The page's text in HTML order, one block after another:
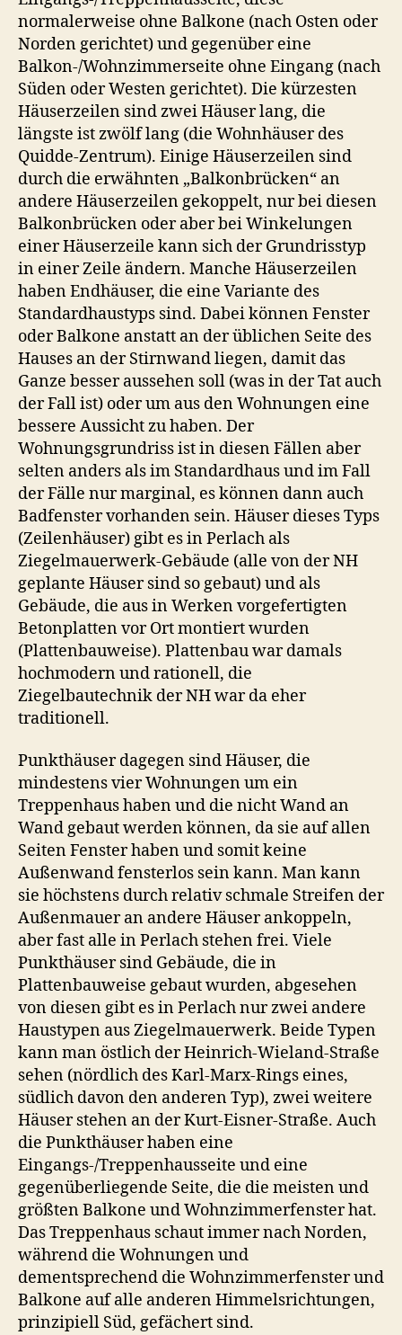
normalerweise ohne Balkone (nach Osten oder
Norden gerichtet) und gegenüber eine
Balkon-/Wohnzimmerseite ohne Eingang (nach
Süden oder Westen gerichtet). Die kürzesten
Häuserzeilen sind zwei Häuser lang, die
längste ist zwölf lang (die Wohnhäuser des
Quidde-Zentrum). Einige Häuserzeilen sind
durch die erwähnten „Balkonbrücken“ an
andere Häuserzeilen gekoppelt, nur bei diesen
Balkonbrücken oder aber bei Winkelungen
einer Häuserzeile kann sich der Grundrisstyp
in einer Zeile ändern. Manche Häuserzeilen
haben Endhäuser, die eine Variante des
Standardhaustyps sind. Dabei können Fenster
oder Balkone anstatt an der üblichen Seite des
Hauses an der Stirnwand liegen, damit das
Ganze besser aussehen soll (was in der Tat auch
der Fall ist) oder um aus den Wohnungen eine
bessere Aussicht zu haben. Der
Wohnungsgrundriss ist in diesen Fällen aber
selten anders als im Standardhaus und im Fall
der Fälle nur marginal, es können dann auch
Badfenster vorhanden sein. Häuser dieses Typs
(Zeilenhäuser) gibt es in Perlach als
Ziegelmauerwerk-Gebäude (alle von der NH
geplante Häuser sind so gebaut) und als
Gebäude, die aus in Werken vorgefertigten
Betonplatten vor Ort montiert wurden
(Plattenbauweise). Plattenbau war damals
hochmodern und rationell, die
Ziegelbautechnik der NH war da eher
traditionell.
Punkthäuser dagegen sind Häuser, die
mindestens vier Wohnungen um ein
Treppenhaus haben und die nicht Wand an
Wand gebaut werden können, da sie auf allen
Seiten Fenster haben und somit keine
Außenwand fensterlos sein kann. Man kann
sie höchstens durch relativ schmale Streifen der
Außenmauer an andere Häuser ankoppeln,
aber fast alle in Perlach stehen frei. Viele
Punkthäuser sind Gebäude, die in
Plattenbauweise gebaut wurden, abgesehen
von diesen gibt es in Perlach nur zwei andere
Haustypen aus Ziegelmauerwerk. Beide Typen
kann man östlich der Heinrich-Wieland-Straße
sehen (nördlich des Karl-Marx-Rings eines,
südlich davon den anderen Typ), zwei weitere
Häuser stehen an der Kurt-Eisner-Straße. Auch
die Punkthäuser haben eine
Eingangs-/Treppenhausseite und eine
gegenüberliegende Seite, die die meisten und
größten Balkone und Wohnzimmerfenster hat.
Das Treppenhaus schaut immer nach Norden,
während die Wohnungen und
dementsprechend die Wohnzimmerfenster und
Balkone auf alle anderen Himmelsrichtungen,
prinzipiell Süd, gefächert sind.